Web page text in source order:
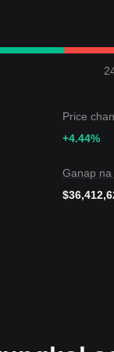
malapit sa 200-day
sa itaas ng
agad na EMA
bagama't
Price
+4.44%
Ganap